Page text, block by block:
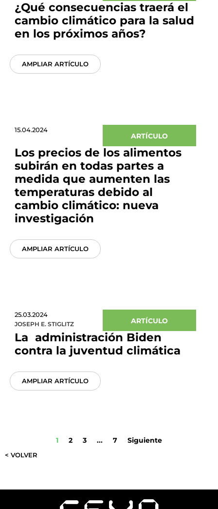
¿Qué consecuencias traerá el
cambio climático para la salud
en los próximos años?
AMPLIAR ARTÍCULO
15.04.2024
ARTÍCULO
Los precios de los alimentos
subirán en todas partes a
medida que aumenten las
temperaturas debido al
cambio climático: nueva
investigación
AMPLIAR ARTÍCULO
25.03.2024
JOSEPH E. STIGLITZ ARTÍCULO
La administración Biden
contra la juventud climática
AMPLIAR ARTÍCULO
1 2 3 ... 7 Siguiente
< VOLVER